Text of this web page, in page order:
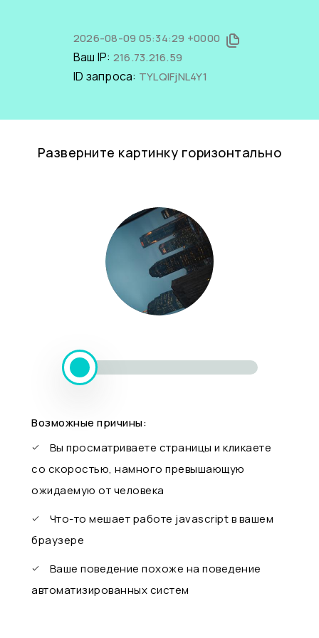
2026-08-09 05:34:29 +0000
Ваш IP: 216.73.216.59
ID запроса: TYLQIFjNL4Y1
Разверните картинку горизонтально
Возможные причины:
Вы просматриваете страницы и кликаете
со скоростью, намного превышающую
ожидаемую от человека
Что-то мешает работе javascript в вашем
браузере
Ваше поведение похоже на поведение
автоматизированных систем